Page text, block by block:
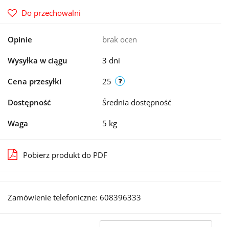
Do przechowalni
Opinie brak ocen
Wysyłka w ciągu 3 dni
Cena przesyłki 25
Dostępność Średnia dostępność
Waga 5 kg
Pobierz produkt do PDF
Zamówienie telefoniczne: 608396333